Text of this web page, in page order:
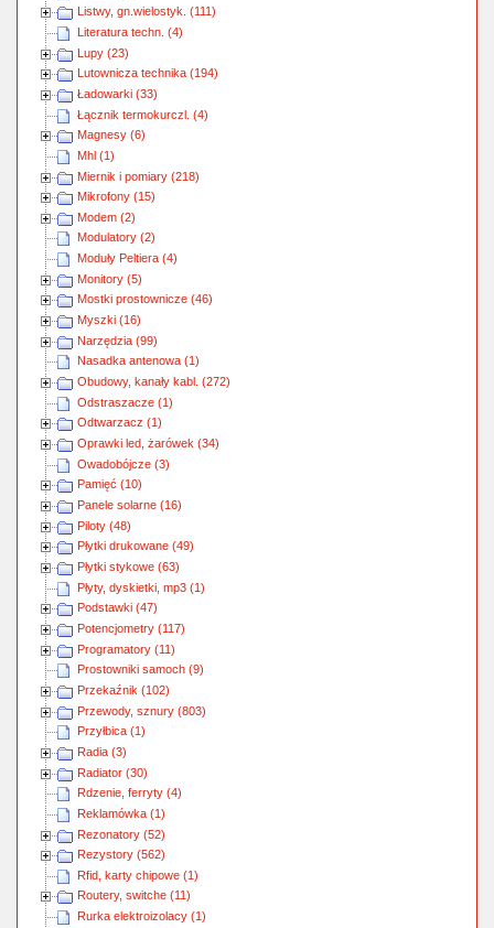
Listwy, gn.wielostyk. (111)
Literatura techn. (4)
Lupy (23)
Lutownicza technika (194)
Ładowarki (33)
Łącznik termokurczl. (4)
Magnesy (6)
Mhl (1)
Miernik i pomiary (218)
Mikrofony (15)
Modem (2)
Modulatory (2)
Moduły Peltiera (4)
Monitory (5)
Mostki prostownicze (46)
Myszki (16)
Narzędzia (99)
Nasadka antenowa (1)
Obudowy, kanały kabl. (272)
Odstraszacze (1)
Odtwarzacz (1)
Oprawki led, żarówek (34)
Owadobójcze (3)
Pamięć (10)
Panele solarne (16)
Piloty (48)
Płytki drukowane (49)
Płytki stykowe (63)
Płyty, dyskietki, mp3 (1)
Podstawki (47)
Potencjometry (117)
Programatory (11)
Prostowniki samoch (9)
Przekaźnik (102)
Przewody, sznury (803)
Przyłbica (1)
Radia (3)
Radiator (30)
Rdzenie, ferryty (4)
Reklamówka (1)
Rezonatory (52)
Rezystory (562)
Rfid, karty chipowe (1)
Routery, switche (11)
Rurka elektroizolacy (1)